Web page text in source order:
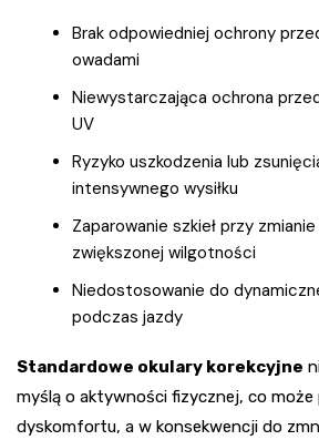
Brak odpowiedniej ochrony
owadami
Niewystarczająca ochrona
UV
Ryzyko uszkodzenia lub
intensywnego wysiłku
Zaparowanie szkieł przy
zwiększonej wilgotności
Niedostosowanie do
podczas jazdy
Standardowe okulary korekcyjne
myślą o aktywności fizycznej, co
dyskomfortu, a w konsekwencji do